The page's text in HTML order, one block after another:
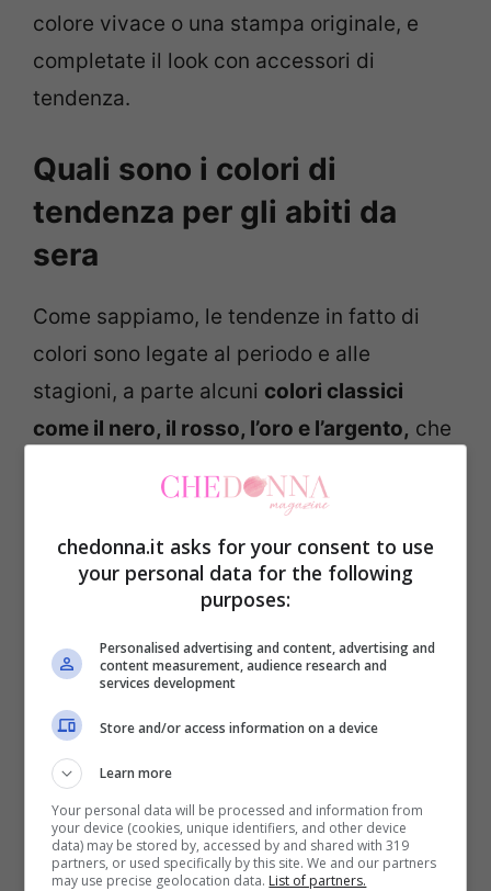
colore vivace o una stampa originale, e
completate il look con accessori di
tendenza.
Quali sono i colori di
tendenza per gli abiti da
sera
Come sappiamo, le tendenze in fatto di
colori sono legate al periodo e alle
stagioni, a parte alcuni colori classici
come il nero, il rosso, l’oro e l’argento, che
eleganti. Nello scegliere il vestito da sera
bisognatenere conto della carnagione e
del colore dei capelli.
Se siete bionde con la carnagione chiara
evitate i colori troppo tenui e delicati e
puntate su tonalità come blu scuro, il nero,
il grigio, il rosso e il bianco, oppure su un
abito da sera dai bagliori metallici che
faranno risaltare il vostro look.
chedonna.it asks for your consent to use
your personal data for the following
purposes:
Personalised advertising and content, advertising and
content measurement, audience research and
services development
Store and/or access information on a device
Learn more
Your personal data will be processed and information from
your device (cookies, unique identifiers, and other device
data) may be stored by, accessed by and shared with 319
partners, or used specifically by this site. We and our partners
may use precise geolocation data. List of partners.